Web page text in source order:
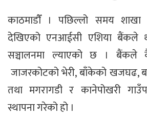
काठमाडाैँ । पछिल्लो समय शाखा
देखिएको एनआईसी एशिया बैंकले
सञ्चालनमा ल्याएको छ । बैंकले
जाजरकोटको भेरी, बाँकेको खजघढ,
तथा मगरागडी र कानेपोखरी
स्थापना गरेको हो ।